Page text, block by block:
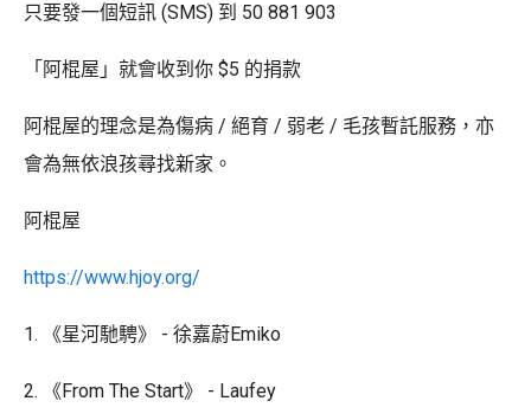
只要發一個短訊 (SMS) 到 50 881 903
「阿棍屋」就會收到你 $5 的捐款
阿棍屋的理念是為傷病 / 絕育 / 弱老 / 毛孩暫託服務，亦
會為無依浪孩尋找新家。
阿棍屋
https://www.hjoy.org/
1. 《星河馳騁》 - 徐嘉蔚Emiko
2. ⁠《From The Start》 - Laufey